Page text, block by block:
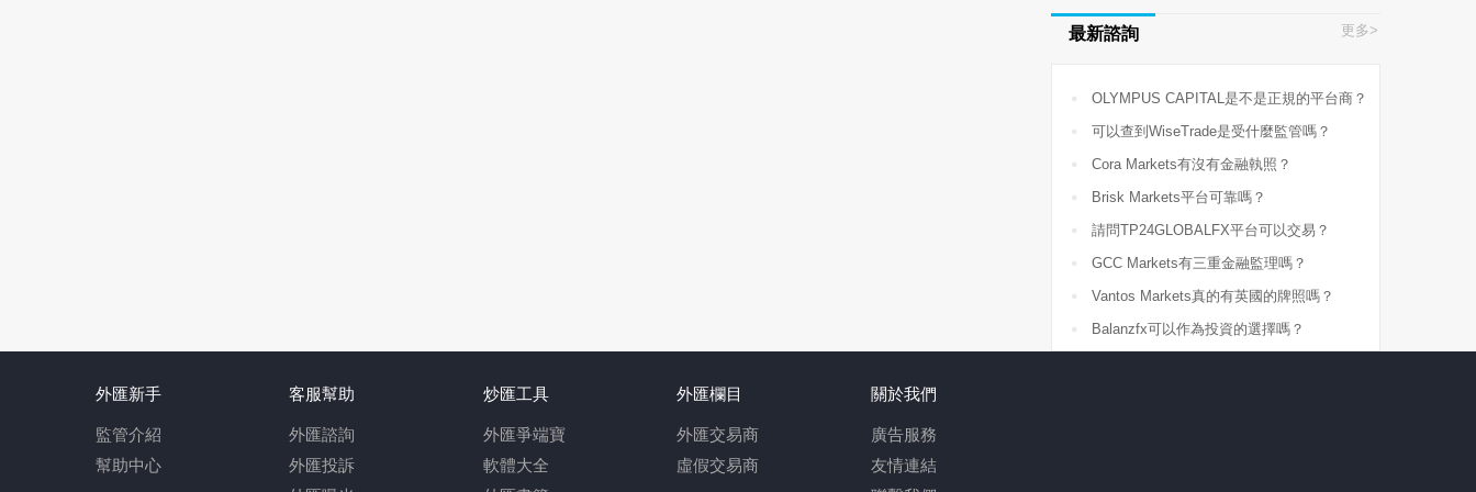
最新諮詢 更多>
OLYMPUS CAPITAL是不是正規的平台商？
可以查到WiseTrade是受什麼監管嗎？
Cora Markets有沒有金融執照？
Brisk Markets平台可靠嗎？
請問TP24GLOBALFX平台可以交易？
GCC Markets有三重金融監理嗎？
Vantos Markets真的有英國的牌照嗎？
Balanzfx可以作為投資的選擇嗎？
外匯新手
監管介紹
幫助中心
客服幫助
外匯諮詢
外匯投訴
炒匯工具
外匯爭端寶
軟體大全
外匯欄目
外匯交易商
虛假交易商
關於我們
廣告服務
友情連結